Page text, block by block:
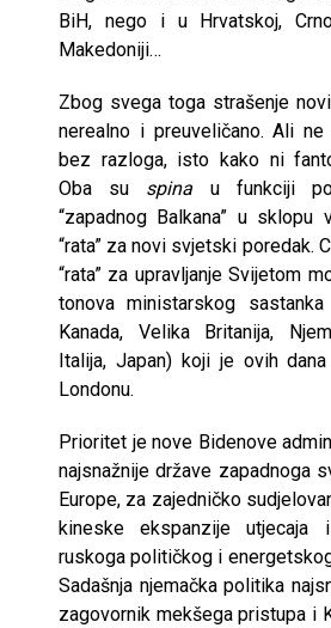
BiH, nego i u Hrvatskoj,
Makedoniji…
Zbog svega toga strašenje
nerealno i preuveličano. Ali
bez razloga, isto kako ni
Oba su spina u funkciji
“zapadnog Balkana” u sklopu
“rata” za novi svjetski poredak.
“rata” za upravljanje Svijetom
tonova ministarskog
Kanada, Velika Britanija,
Italija, Japan) koji je ovih
Londonu.
Prioritet je nove Bidenove
najsnažnije države zapadnoga
Europe, za zajedničko
kineske ekspanzije utjecaja
ruskoga političkog i
Sadašnja njemačka politika
zagovornik mekšega pristupa i